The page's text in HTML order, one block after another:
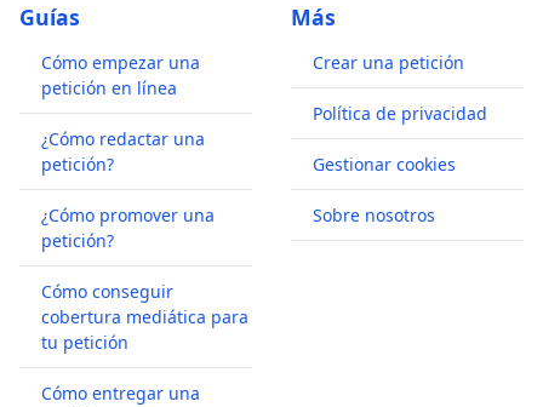
Guías
Cómo empezar una
petición en línea
¿Cómo redactar una
petición?
¿Cómo promover una
petición?
Cómo conseguir
cobertura mediática para
tu petición
Cómo entregar una
Más
Crear una petición
Política de privacidad
Gestionar cookies
Sobre nosotros